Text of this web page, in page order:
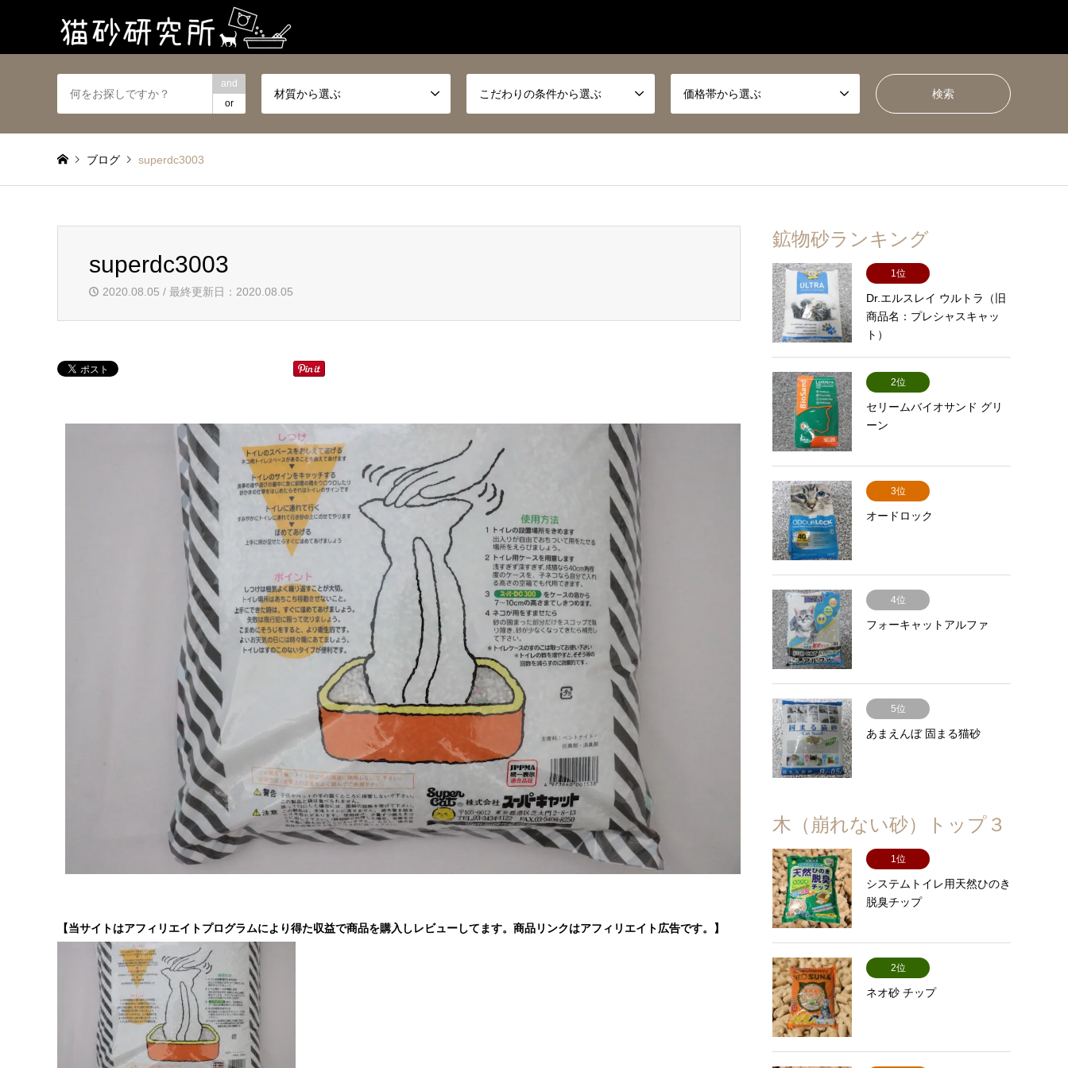
and
or
材質から選ぶ こだわりの条件から選ぶ 価格帯から選ぶ
ブログ superdc3003
superdc3003
2020.08.05 / 最終更新日：2020.08.05
【当サイトはアフィリエイトプログラムにより得た収益で商品を購入しレビューしてます。商品リンクはアフィリエイト広告です。】
鉱物砂ランキング
1位
Dr.エルスレイ ウルトラ（旧
商品名：プレシャスキャッ
ト）
2位
セリームバイオサンド グリ
ーン
3位
オードロック
4位
フォーキャットアルファ
5位
あまえんぼ 固まる猫砂
木（崩れない砂）トップ３
1位
システムトイレ用天然ひのき
脱臭チップ
2位
ネオ砂 チップ